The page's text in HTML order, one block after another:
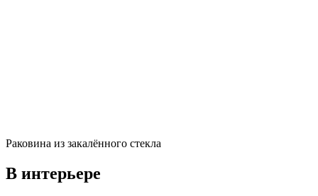
Раковина из закалённого стекла
В интерьере